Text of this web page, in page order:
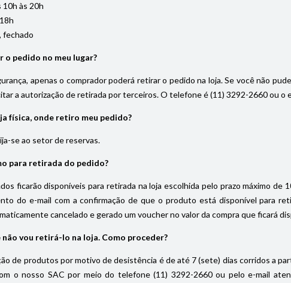
10h às 20h
fechado
pedido no meu lugar?
apenas o comprador poderá retirar o pedido na loja. Se você não
a autorização de retirada por terceiros. O telefone é (11) 3292-2660 ou
física, onde retiro meu pedido?
se ao setor de reservas.
para retirada do pedido?
ficarão disponíveis para retirada na loja escolhida pelo prazo máximo de
do e-mail com a confirmação de que o produto está disponível para
cancelado e gerado um voucher no valor da compra que ficará
vou retirá-lo na loja. Como proceder?
de produtos por motivo de desistência é de até 7 (sete) dias corridos a
o nosso SAC por meio do telefone (11) 3292-2660 ou pelo e-mail